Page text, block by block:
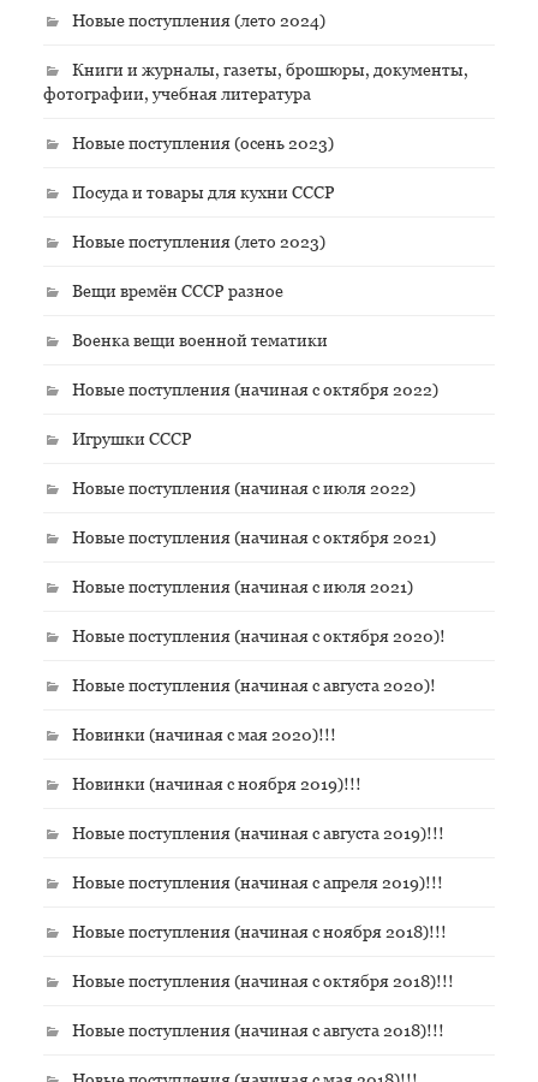
Новые поступления (лето 2024)
Книги и журналы, газеты, брошюры, документы,
фотографии, учебная литература
Новые поступления (осень 2023)
Посуда и товары для кухни СССР
Новые поступления (лето 2023)
Вещи времён СССР разное
Военка вещи военной тематики
Новые поступления (начиная с октября 2022)
Игрушки СССР
Новые поступления (начиная с июля 2022)
Новые поступления (начиная с октября 2021)
Новые поступления (начиная с июля 2021)
Новые поступления (начиная с октября 2020)!
Новые поступления (начиная с августа 2020)!
Новинки (начиная с мая 2020)!!!
Новинки (начиная с ноября 2019)!!!
Новые поступления (начиная с августа 2019)!!!
Новые поступления (начиная с апреля 2019)!!!
Новые поступления (начиная с ноября 2018)!!!
Новые поступления (начиная с октября 2018)!!!
Новые поступления (начиная с августа 2018)!!!